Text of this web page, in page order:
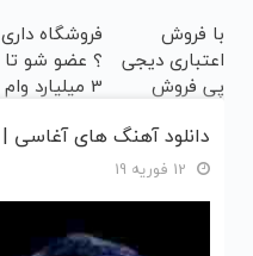
تومان بگیر
با فروش
اعتباری دیجی
پی فروش
بالاببر
فروشگاه داری
؟ عضو شو تا
3 میلیارد وام
دانلود آهنگ های آغاسی | Aghasi